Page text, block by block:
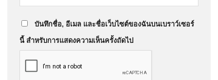
บันทึกชื่อ, อีเมล และชื่อเว็บไซต์ของฉันบนเบราว์เซอร์
นี้ สำหรับการแสดงความเห็นครั้งถัดไป